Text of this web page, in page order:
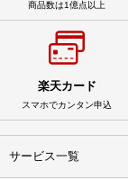
商品数は1億点以上
楽天カード
スマホでカンタン申込
サービス一覧